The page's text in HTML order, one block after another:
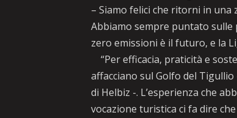
– Siamo felici che ritorni in
Abbiamo sempre puntato sulle
zero emissioni è il futuro, e la
“Per efficacia, praticità e
affacciano sul Golfo del
di Helbiz -. L’esperienza che
vocazione turistica ci fa dire